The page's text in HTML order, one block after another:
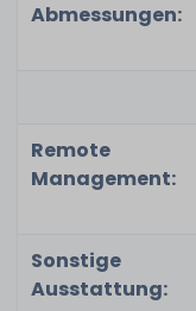
Abmessungen:
Remote
Management:
Sonstige
Ausstattung: